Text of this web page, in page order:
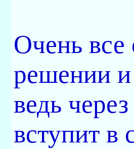
Очень все
решении и
ведь
вступит в